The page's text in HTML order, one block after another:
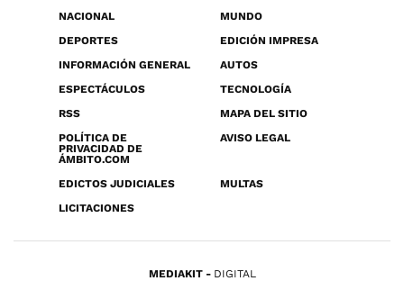
NACIONAL
MUNDO
DEPORTES
EDICIÓN IMPRESA
INFORMACIÓN GENERAL
AUTOS
ESPECTÁCULOS
TECNOLOGÍA
RSS
MAPA DEL SITIO
POLÍTICA DE
PRIVACIDAD DE
ÁMBITO.COM
AVISO LEGAL
EDICTOS JUDICIALES
MULTAS
LICITACIONES
MEDIAKIT DIGITAL